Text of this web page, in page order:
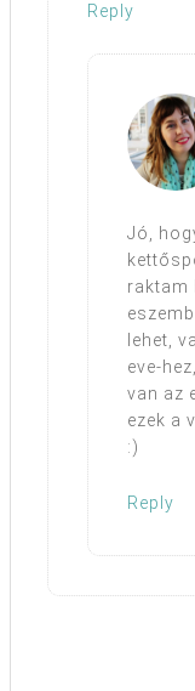
Reply
Jó,
raktam
lehet,
eve-
van az
ezek a
:)
Reply